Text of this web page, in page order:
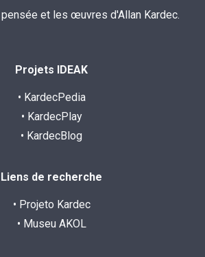
et les œuvres d'Allan Kardec.
Projets IDEAK
• KardecPedia
• KardecPlay
• KardecBlog
Liens de recherche
• Projeto Kardec
• Museu AKOL